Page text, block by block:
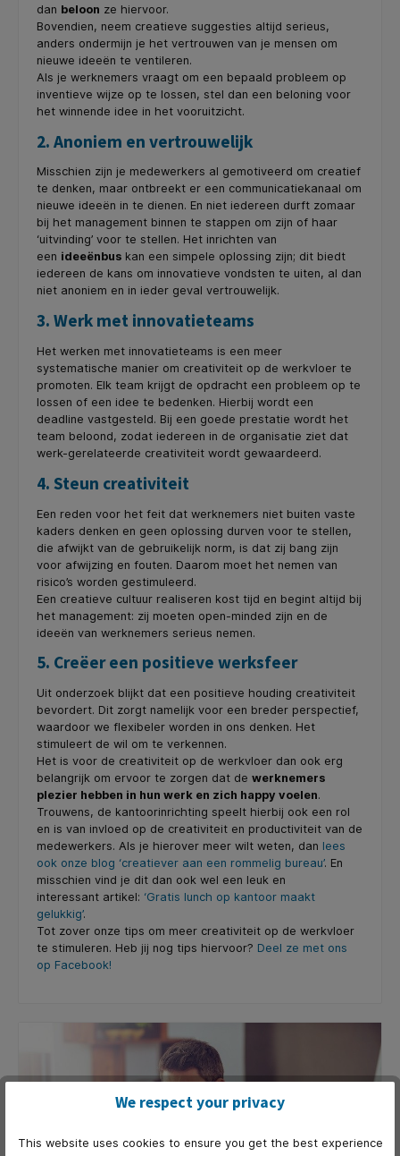
dan beloon ze hiervoor.
Bovendien, neem creatieve suggesties altijd serieus,
anders ondermijn je het vertrouwen van je mensen om
nieuwe ideeën te ventileren.
Als je werknemers vraagt om een bepaald probleem op
inventieve wijze op te lossen, stel dan een beloning voor
het winnende idee in het vooruitzicht.
2. Anoniem en vertrouwelijk
Misschien zijn je medewerkers al gemotiveerd om creatief
te denken, maar ontbreekt er een communicatiekanaal om
nieuwe ideeën in te dienen. En niet iedereen durft zomaar
bij het management binnen te stappen om zijn of haar
‘uitvinding’ voor te stellen. Het inrichten van
een ideeënbus kan een simpele oplossing zijn; dit biedt
iedereen de kans om innovatieve vondsten te uiten, al dan
niet anoniem en in ieder geval vertrouwelijk.
3. Werk met innovatieteams
Het werken met innovatieteams is een meer
systematische manier om creativiteit op de werkvloer te
promoten. Elk team krijgt de opdracht een probleem op te
lossen of een idee te bedenken. Hierbij wordt een
deadline vastgesteld. Bij een goede prestatie wordt het
team beloond, zodat iedereen in de organisatie ziet dat
werk-gerelateerde creativiteit wordt gewaardeerd.
4. Steun creativiteit
Een reden voor het feit dat werknemers niet buiten vaste
kaders denken en geen oplossing durven voor te stellen,
die afwijkt van de gebruikelijk norm, is dat zij bang zijn
voor afwijzing en fouten. Daarom moet het nemen van
risico’s worden gestimuleerd.
Een creatieve cultuur realiseren kost tijd en begint altijd bij
het management: zij moeten open-minded zijn en de
ideeën van werknemers serieus nemen.
5. Creëer een positieve werksfeer
Uit onderzoek blijkt dat een positieve houding creativiteit
bevordert. Dit zorgt namelijk voor een breder perspectief,
waardoor we flexibeler worden in ons denken. Het
stimuleert de wil om te verkennen.
Het is voor de creativiteit op de werkvloer dan ook erg
belangrijk om ervoor te zorgen dat de werknemers
plezier hebben in hun werk en zich happy voelen.
Trouwens, de kantoorinrichting speelt hierbij ook een rol
en is van invloed op de creativiteit en productiviteit van de
medewerkers. Als je hierover meer wilt weten, dan lees
ook onze blog ‘creatiever aan een rommelig bureau’. En
misschien vind je dit dan ook wel een leuk en
interessant artikel: ‘Gratis lunch op kantoor maakt
gelukkig’.
Tot zover onze tips om meer creativiteit op de werkvloer
te stimuleren. Heb jij nog tips hiervoor? Deel ze met ons
op Facebook!
We respect your privacy
This website uses cookies to ensure you get the best experience